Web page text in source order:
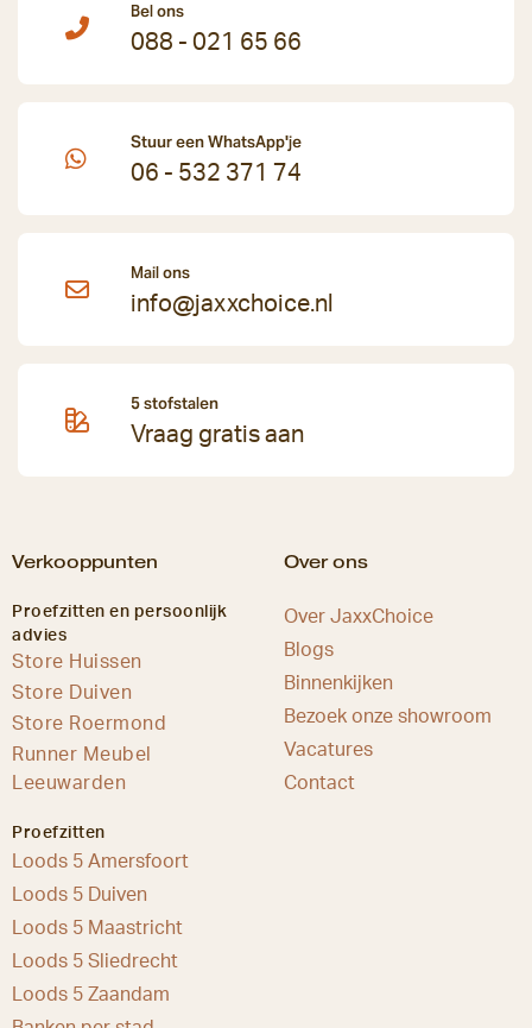
Bel ons
088 - 021 65 66
Stuur een WhatsApp'je
06 - 532 371 74
Mail ons
info@jaxxchoice.nl
5 stofstalen
Vraag gratis aan
Verkooppunten
Proefzitten en persoonlijk
advies
Store Huissen
Store Duiven
Store Roermond
Runner Meubel
Leeuwarden
Proefzitten
Loods 5 Amersfoort
Loods 5 Duiven
Loods 5 Maastricht
Loods 5 Sliedrecht
Loods 5 Zaandam
Over ons
Over JaxxChoice
Blogs
Binnenkijken
Bezoek onze showroom
Vacatures
Contact